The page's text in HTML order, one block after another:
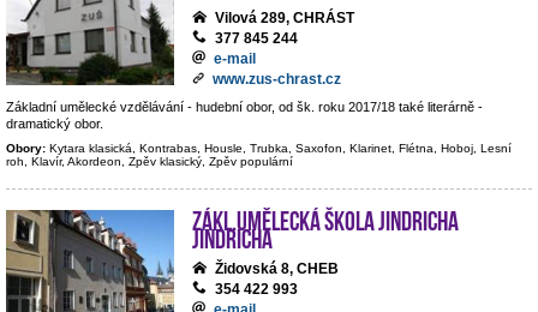
Vilová 289, CHRÁST
377 845 244
e-mail
www.zus-chrast.cz
Základní umělecké vzdělávání - hudební obor, od šk. roku 2017/18 také literárně -
dramatický obor.
Obory: Kytara klasická, Kontrabas, Housle, Trubka, Saxofon, Klarinet, Flétna, Hoboj, Lesní
roh, Klavír, Akordeon, Zpěv klasický, Zpěv populární
Zákl.umělecká škola Jindricha
Jindricha
Židovská 8, CHEB
354 422 993